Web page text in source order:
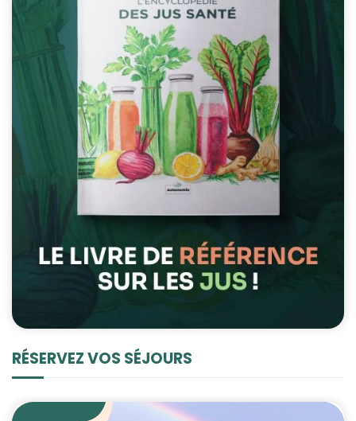
RÉSERVEZ VOS SÉJOURS